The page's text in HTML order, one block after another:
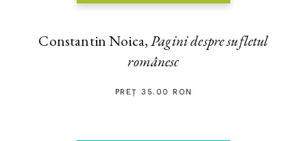
Constantin Noica,Pagini despre sufletul
românesc
PREȚ 35.00 RON